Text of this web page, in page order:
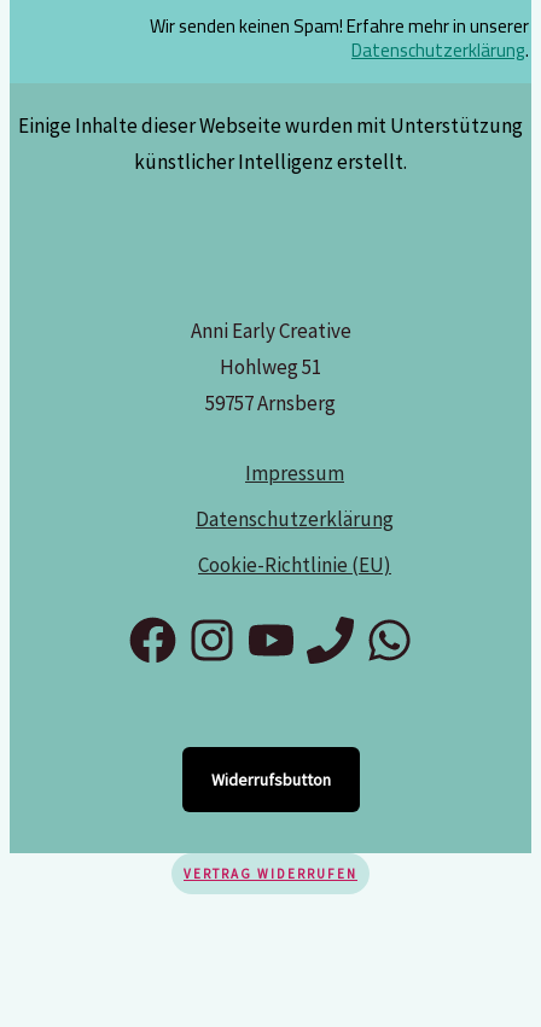
Wir senden keinen Spam! Erfahre mehr in unserer
Datenschutzerklärung.
Einige Inhalte dieser Webseite wurden mit Unterstützung
künstlicher Intelligenz erstellt.
Anni Early Creative
Hohlweg 51
59757 Arnsberg
Impressum
Datenschutzerklärung
Cookie-Richtlinie (EU)
Widerrufsbutton
VERTRAG WIDERRUFEN